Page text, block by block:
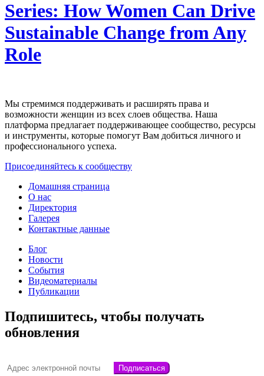
Series: How Women Can Drive
Sustainable Change from Any
Role
Мы стремимся поддерживать и расширять права и
возможности женщин из всех слоев общества. Наша
платформа предлагает поддерживающее сообщество, ресурсы
и инструменты, которые помогут Вам добиться личного и
профессионального успеха.
Присоединяйтесь к сообществу
Домашняя страница
О нас
Директория
Галерея
Контактные данные
Блог
Новости
События
Видеоматериалы
Публикации
Подпишитесь, чтобы получать
обновления